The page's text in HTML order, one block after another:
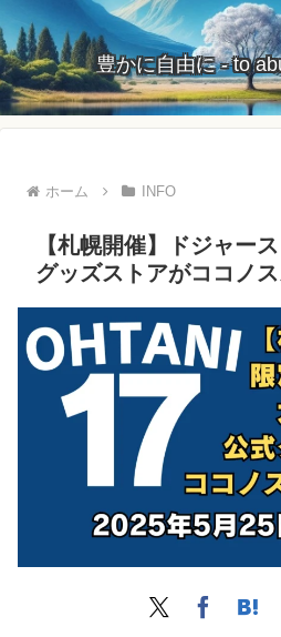
豊かに自由に - to
ホーム INFO
【札幌開催】ドジャー
グッズストアがココノ